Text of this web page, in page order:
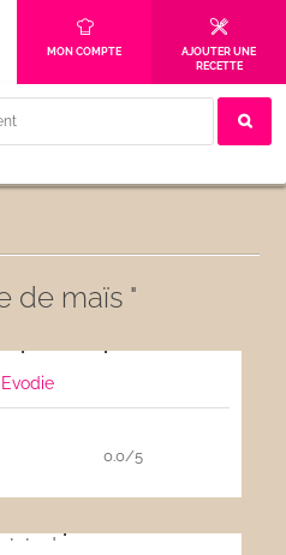
MON COMPTE
AJOUTER UNE
RECETTE
de maïs "
Evodie
0.0/5